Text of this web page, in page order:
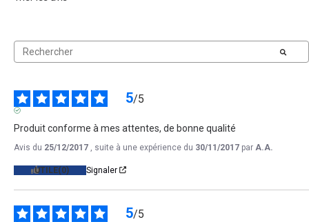
5/5
Produit conforme à mes attentes, de bonne qualité
Avis du 25/12/2017 , suite à une expérience du 30/11/2017 par A.A.
UTILE(0) Signaler
5/5